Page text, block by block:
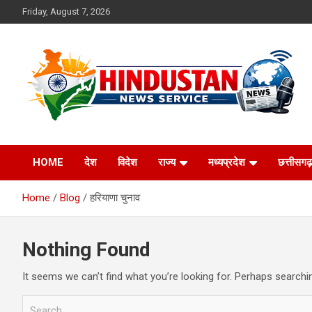
to
Friday, August 7, 2026
Hindustan News
Service
HOME देश विदेश राज्य मध्यप्रदेश छत्तीसगढ़
Home Blog हरियाणा चुनाव
Nothing Found
It seems we can’t find what you’re looking for. Perhaps